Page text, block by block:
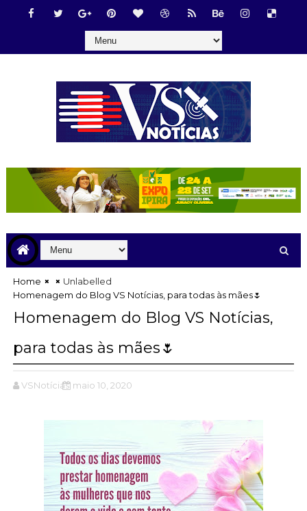
Home
Unlabelled
Homenagem do Blog VS Notícias, para todas às mães🌷
Homenagem do Blog VS Notícias,
para todas às mães🌷
VSNotícias maio 10, 2020